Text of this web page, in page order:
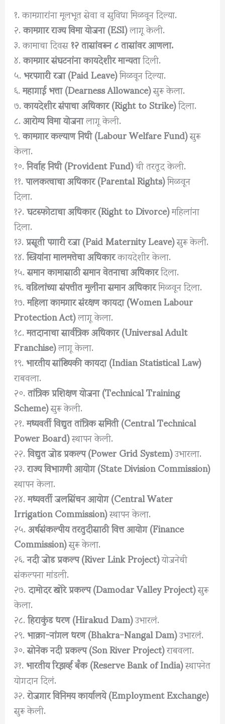
१. कामगारांना मूलभूत सेवा व सुविधा मिळवून दिल्या.
२.कामगार राज्य विमा योजना (ESI)लागू केली.
३. कामाचा दिवस१२ तासांवरून ८ तासांवर आणला.
४.कामगार संघटनांना कायदेशीर मान्यतादिली.
५.भरपगारी रजा (Paid Leave)मिळवून दिल्या.
६.महागाई भत्ता (Dearness Allowance)सुरू केला.
७.कायदेशीर संपाचा अधिकार (Right to Strike)दिला.
८.आरोग्य विमा योजनालागू केली.
९.कामगार कल्याण निधी (Labour Welfare Fund)सुरू
केला.
१०.निर्वाह निधी (Provident Fund)ची तरतूद केली.
११.पालकत्वाचा अधिकार (Parental Rights)मिळवून
दिला.
१२.घटस्फोटाचा अधिकार (Right to Divorce)महिलांना
दिला.
१३.प्रसूती पगारी रजा (Paid Maternity Leave)सुरू केली.
१४.स्त्रियांना मालमत्तेचा अधिकारकायदेशीर केला.
१५.समान कामासाठी समान वेतनाचा अधिकारदिला.
१६.वडिलांच्या संपत्तीत मुलींना समान अधिकारमिळवून दिला.
१७.महिला कामगार संरक्षण कायदा (Women Labour
Protection Act)लागू केला.
१८.मतदानाचा सार्वत्रिक अधिकार (Universal Adult
Franchise)लागू केला.
१९.भारतीय सांख्यिकी कायदा (Indian Statistical Law)
राबवला.
२०.तांत्रिक प्रशिक्षण योजना (Technical Training
Scheme)सुरू केली.
२१.मध्यवर्ती विद्युत तांत्रिक समिती (Central Technical
Power Board)स्थापन केली.
२२.विद्युत जोड प्रकल्प (Power Grid System)उभारला.
२३.राज्य विभागणी आयोग (State Division Commission)
स्थापन केला.
२४.मध्यवर्ती जलसिंचन आयोग (Central Water
Irrigation Commission)स्थापन केला.
२५.अर्थसंकल्पीय तरतुदीसाठी वित्त आयोग (Finance
Commission)सुरू केला.
२६.नदी जोड प्रकल्प (River Link Project)योजनेची
संकल्पना मांडली.
२७.दामोदर खोरे प्रकल्प (Damodar Valley Project)सुरू
केला.
२८.हिराकुंड धरण (Hirakud Dam)उभारलं.
२९.भाक्रा-नांगल धरण (Bhakra-Nangal Dam)उभारलं.
३०.सोनेक नदी प्रकल्प (Son River Project)राबवला.
३१.भारतीय रिझर्व्ह बँक (Reserve Bank of India)स्थापनेत
योगदान दिलं.
३२.रोजगार विनिमय कार्यालये (Employment Exchange)
सुरू केली.